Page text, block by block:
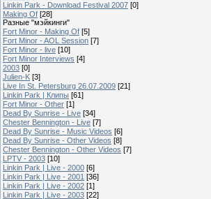
Linkin Park - Download Festival 2007 [0]
Making Of [28]
Разные "мэйкинги"
Fort Minor - Making Of [5]
Fort Minor - AOL Session [7]
Fort Minor - live [10]
Fort Minor Interviews [4]
2003 [0]
Julien-K [3]
Live In St. Petersburg 26.07.2009 [21]
Linkin Park | Клипы [61]
Fort Minor - Other [1]
Dead By Sunrise - Live [34]
Chester Bennington - Live [7]
Dead By Sunrise - Music Videos [6]
Dead By Sunrise - Other Videos [8]
Chester Bennington - Other Videos [7]
LPTV - 2003 [10]
Linkin Park | Live - 2000 [6]
Linkin Park | Live - 2001 [36]
Linkin Park | Live - 2002 [1]
Linkin Park | Live - 2003 [22]